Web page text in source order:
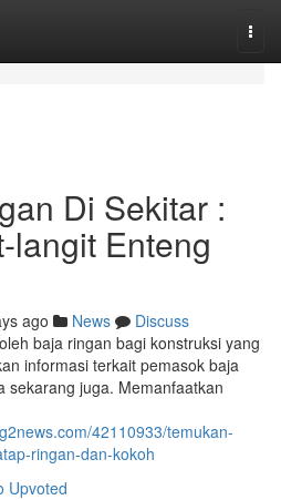
Di Sekitar :
langit Enteng
ago News
Discuss
baja ringan bagi konstruksi yang
informasi terkait pemasok baja
sekarang juga. Memanfaatkan
42110933/temukan-
ringan-dan-kokoh
Upvoted